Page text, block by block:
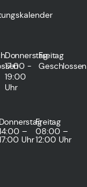
Donnerstag
17:00 -
19:00
Uhr
Freitag
Geschlossen
Donnerstag
–
Uhr
Freitag
08:00 –
12:00 Uhr